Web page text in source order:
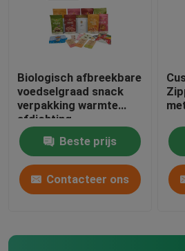
De Zakken van de
Zakken van de voedsel de
aangepaste document zakken
Kaart blisterverpakking
Plastic Pillenflessen
Biologisch afbreekbare
voedselgraad snack
verpakking warmte
afdichting
aluminiumfolie ritszak
voor noten thee koffie
huisdiervoeding
Beste prijs
Contacteer ons